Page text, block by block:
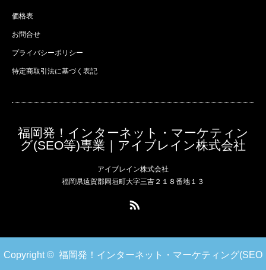
価格表
お問合せ
プライバシーポリシー
特定商取引法に基づく表記
福岡発！インターネット・マーケティン
グ(SEO等)専業｜アイブレイン株式会社
アイブレイン株式会社
福岡県遠賀郡岡垣町大字三吉２１８番地１３
Copyright © 福岡発！インターネット・マーケティング(SEO